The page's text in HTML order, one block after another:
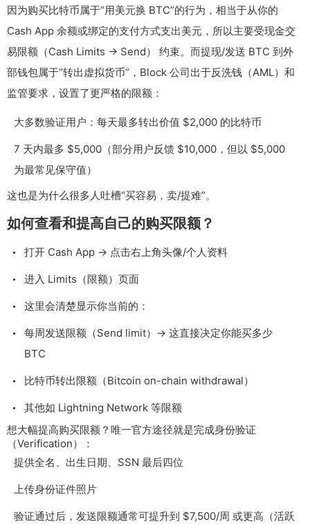
因为购买比特币属于“用美元换 BTC”的行为，相当于从你的
Cash App 余额或绑定的支付方式支出美元，所以主要受现金交
易限额（Cash Limits → Send） 约束。而提现/发送 BTC 到外
部钱包属于“转出虚拟货币”，Block 公司出于反洗钱（AML）和
监管要求，设置了更严格的限额：
大多数验证用户：每天最多转出价值 $2,000 的比特币
7 天内最多 $5,000（部分用户反馈 $10,000，但以 $5,000
为最常见保守值）
这也是为什么很多人吐槽“买容易，卖/提难”。
如何查看和提高自己的购买限额？
打开 Cash App → 点击右上角头像/个人资料
进入 Limits（限额）页面
这里会清楚显示你当前的：
每周发送限额（Send limit）→ 这直接决定你能买多少
BTC
比特币转出限额（Bitcoin on-chain withdrawal）
其他如 Lightning Network 等限额
想大幅提高购买限额？唯一官方途径就是完成身份验证
（Verification）：
提供全名、出生日期、SSN 最后四位
上传身份证件照片
验证通过后，发送限额通常可提升到 $7,500/周 或更高（活跃